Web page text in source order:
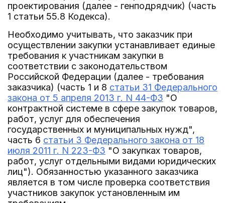
проектирования (далее - генподрядчик) (часть
1 статьи 55.8 Кодекса).
Необходимо учитывать, что заказчик при
осуществлении закупки устанавливает единые
требования к участникам закупки в
соответствии с законодательством
Российской Федерации (далее - требования
заказчика) (часть 1 и 8 статьи 31 Федерального
закона от 5 апреля 2013 г. N 44-ФЗ "О
контрактной системе в сфере закупок товаров,
работ, услуг для обеспечения
государственных и муниципальных нужд",
часть 6 статьи 3 Федерального закона от 18
июля 2011 г. N 223-ФЗ "О закупках товаров,
работ, услуг отдельными видами юридических
лиц"). Обязанностью указанного заказчика
является в том числе проверка соответствия
участников закупок установленным им